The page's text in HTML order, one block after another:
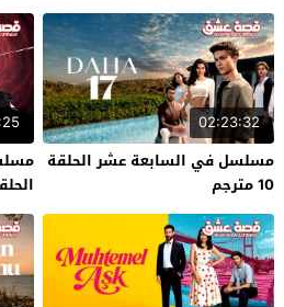
02:23:32
مسلسل في السابعة عشر الحلقة
10 مترجم
الحلقة 3